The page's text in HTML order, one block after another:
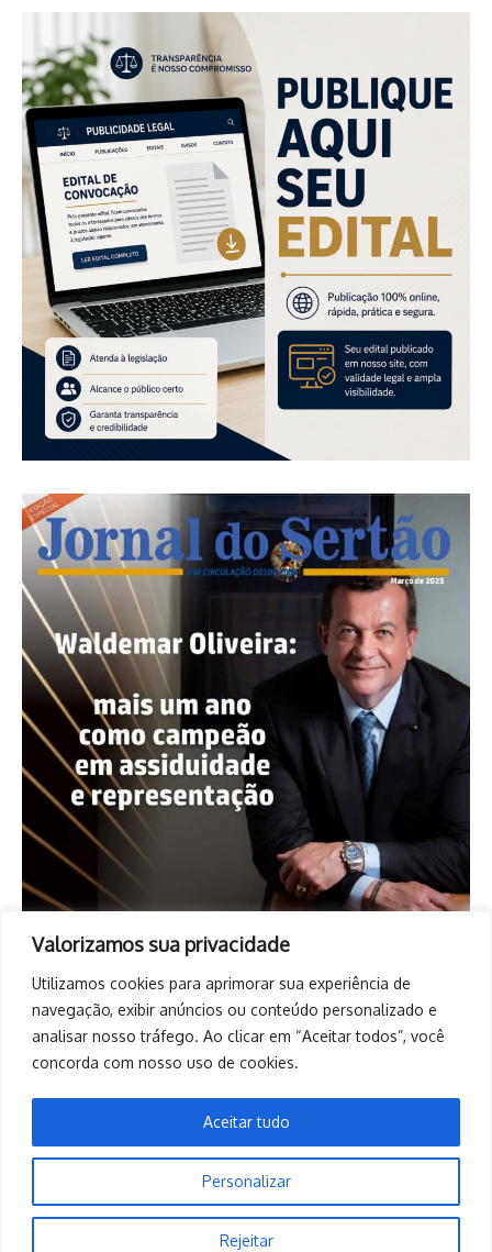
Valorizamos sua privacidade
Utilizamos cookies para aprimorar sua experiência de
navegação, exibir anúncios ou conteúdo personalizado e
analisar nosso tráfego. Ao clicar em “Aceitar todos”, você
concorda com nosso uso de cookies.
Personalizar
Rejeitar
Aceitar tudo
Copyright © 2026. Todos os direitos reservados. | Desenvolvido